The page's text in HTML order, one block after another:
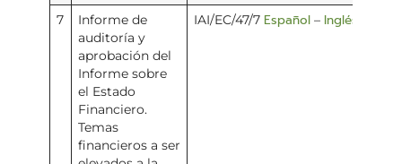
7
Informe de
auditoría y
aprobación del
Informe sobre
el Estado
Financiero.
Temas
financieros a ser
IAI/EC/47/7 Español– Inglés